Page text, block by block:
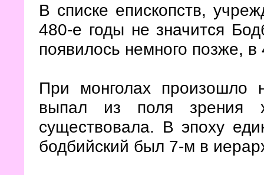
В списке епископств,
480-е годы не значится
появилось немного позже, в
При монголах произошло
выпал из поля зрения
существовала. В эпоху
бодбийский был 7-м в